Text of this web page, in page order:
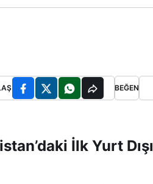
BEĞEN
İlk Yurt Dışı